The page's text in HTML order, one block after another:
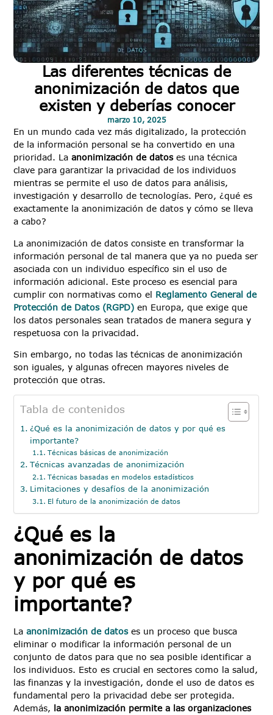
Las diferentes técnicas de
anonimización de datos que
existen y deberías conocer
marzo 10, 2025
En un mundo cada vez más digitalizado, la protección
de la información personal se ha convertido en una
prioridad. Laanonimización de datoses una técnica
clave para garantizar la privacidad de los individuos
mientras se permite el uso de datos para análisis,
investigación y desarrollo de tecnologías. Pero, ¿qué es
exactamente la anonimización de datos y cómo se lleva
a cabo?
La anonimización de datos consiste en transformar la
información personal de tal manera que ya no pueda ser
asociada con un individuo específico sin el uso de
información adicional. Este proceso es esencial para
cumplir con normativas como el Reglamento General de
Protección de Datos (RGPD) en Europa, que exige que
los datos personales sean tratados de manera segura y
respetuosa con la privacidad.
Sin embargo, no todas las técnicas de anonimización
son iguales, y algunas ofrecen mayores niveles de
protección que otras.
Tabla de contenidos
¿Qué es la anonimización de datos y por qué es
importante?
Técnicas básicas de anonimización
Técnicas avanzadas de anonimización
Técnicas basadas en modelos estadísticos
Limitaciones y desafíos de la anonimización
El futuro de la anonimización de datos
¿Qué es la
anonimización de datos
y por qué es
importante?
La anonimización de datos es un proceso que busca
eliminar o modificar la información personal de un
conjunto de datos para que no sea posible identificar a
los individuos. Esto es crucial en sectores como la salud,
las finanzas y la investigación, donde el uso de datos es
fundamental pero la privacidad debe ser protegida.
Además, la anonimización permite a las organizaciones